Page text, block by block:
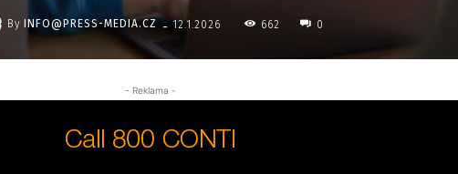
By INFO@PRESS-MEDIA.CZ - 12.1.2026 662 0
- Reklama -